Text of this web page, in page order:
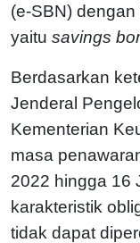
(e-SBN)
yaitu savings
Berdasarkan
Jenderal
Kementerian
masa
2022 hingga 16
karakteristik
tidak dapat